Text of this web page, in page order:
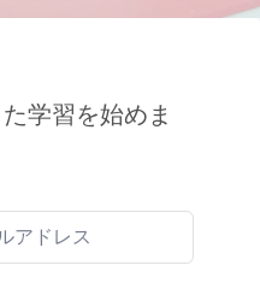
学習を始めま